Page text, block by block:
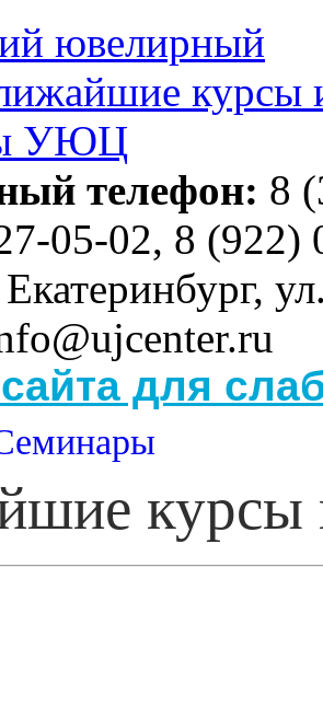
телефон: 8
05-02, 8 (922)
Екатеринбург,
для
курсы